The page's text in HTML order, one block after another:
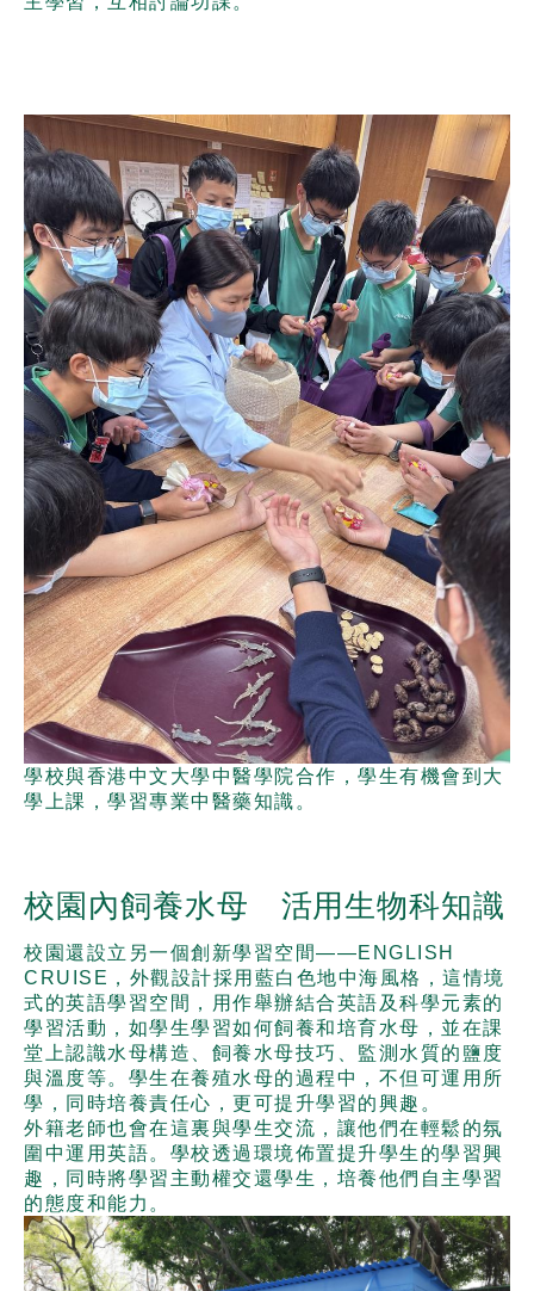
學校與香港中文大學中醫學院合作，學生有機會到大
學上課，學習專業中醫藥知識。
校園內飼養水母 活用生物科知識
校園還設立另一個創新學習空間——ENGLISH
CRUISE，外觀設計採用藍白色地中海風格，這情境
式的英語學習空間，用作舉辦結合英語及科學元素的
學習活動，如學生學習如何飼養和培育水母，並在課
堂上認識水母構造、飼養水母技巧、監測水質的鹽度
與溫度等。學生在養殖水母的過程中，不但可運用所
學，同時培養責任心，更可提升學習的興趣。
外籍老師也會在這裏與學生交流，讓他們在輕鬆的氛
圍中運用英語。學校透過環境佈置提升學生的學習興
趣，同時將學習主動權交還學生，培養他們自主學習
的態度和能力。